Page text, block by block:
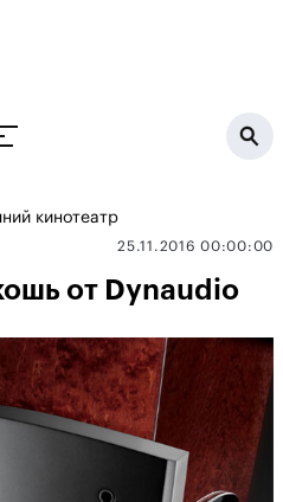
кинотеатр
25.11.2016 00:00:00
от Dynaudio